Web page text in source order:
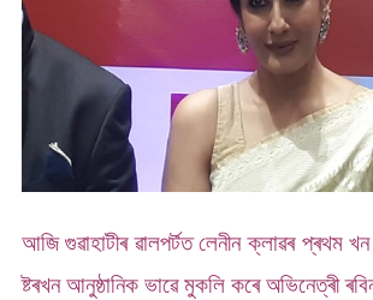
আজি গুৱাহাটীৰ ৱালপৰ্টত লেনীন ক্লাৱৰ প্ৰথম
ষ্টৰখন আনুষ্ঠানিক ভাৱে মুকলি কৰে অভিনেত্ৰী